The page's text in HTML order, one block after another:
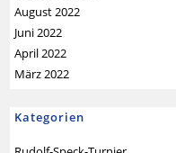
August 2022
Juni 2022
April 2022
März 2022
Kategorien